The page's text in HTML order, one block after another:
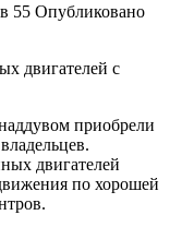
55 Опубликовано
приобрели
двигателей
по хорошей